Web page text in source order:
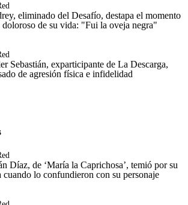
eliminado del Desafío, destapa el momento
doloroso de su vida: "Fui la oveja negra"
Sebastián, exparticipante de La Descarga,
de agresión física e infidelidad
Díaz, de ‘María la Caprichosa’, temió por su
cuando lo confundieron con su personaje